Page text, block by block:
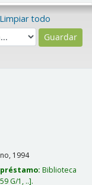
Limpiar todo
1994
Biblioteca
G/1, .. .